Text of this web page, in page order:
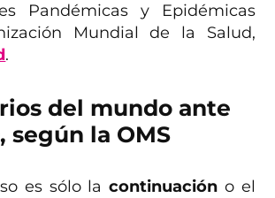
Pandémicas y Epidémicas
Mundial de la Salud,
.
del mundo ante
según la OMS
es sólo lacontinuación o el